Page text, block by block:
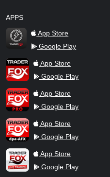
APPS
TraderFox Flash
App Store
Google Play
TraderFox AppApp Store
Google Play
TraderFox ProApp Store
Google Play
TraderFox dpa-AFX ProFeed
App Store
Google Play
TraderFox Live Trading
App Store
Google Play